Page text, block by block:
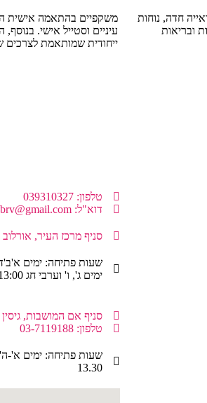
חדה, נוחות
ובריאות
משקפיים בהתאמה אישית
עיניים וסטייל אישי.
ייחודית שמותאמת לצרכים
טלפון: 039310327
דוא"ל: ebrvebrv@gmail.com
סניף מרכז העיר, אורלוב 72, פתח תקווה, ת. מרכזית
שעות פתיחה: ימים א'ב'ד'ה' 09:00-13:00
ימים ג', ו' וערבי חג 13:00 - 09:00
סניף אם המושבות, גיסין 15, פתח תקווה
טלפון: 03-7119188
13.30